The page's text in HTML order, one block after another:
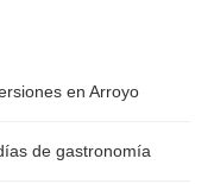
en Arroyo
de gastronomía